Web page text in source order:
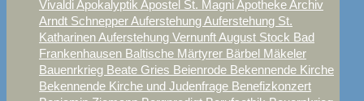
VivaldiApokalyptik Apostel St. MagniApothekeArchiv
Arndt SchnepperAuferstehungAuferstehung St.
KatharinenAuferstehung VernunftAugust Stock Bad
Frankenhausen Baltische Märtyrer Bärbel Mäkeler
Bauenrkrieg Beate Gries Beienrode Bekennende Kirche
Bekennende Kirche und Judenfrage Benefizkonzert